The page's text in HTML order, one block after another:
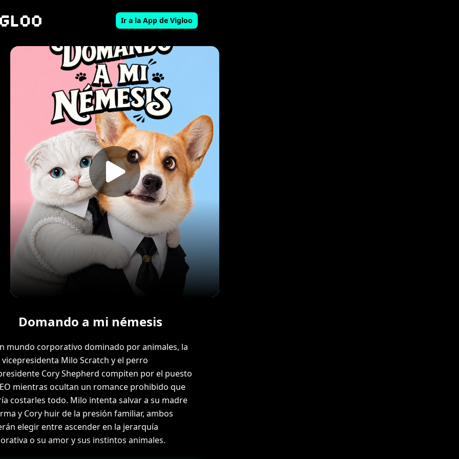
Ir a la App de Vigloo
Domando a mi némesis
mundo corporativo dominado por animales, la
Milo Scratch y el perro
Cory Shepherd compiten por el puesto
mientras ocultan un romance prohibido que
costarles todo. Milo intenta salvar a su madre
y Cory huir de la presión familiar, ambos
elegir entre ascender en la jerarquía
o su amor y sus instintos animales.